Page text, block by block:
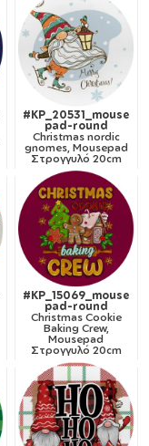
#KP_20531_mouse
pad-round
Christmas nordic
gnomes, Mousepad
Στρογγυλό 20cm
#KP_15069_mouse
pad-round
Christmas Cookie
Baking Crew,
Mousepad
Στρογγυλό 20cm